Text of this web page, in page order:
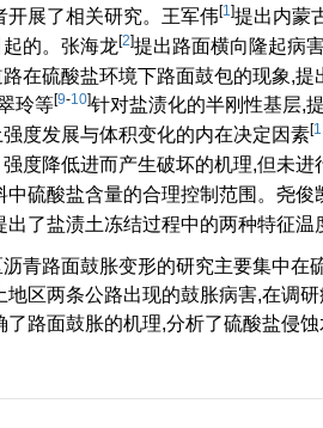
开展了相关研究。王军伟[1]提出内蒙
的。张海龙[2]提出路面横向隆起病
在硫酸盐环境下路面鼓包的现象,
玲等[9-10]针对盐渍化的半刚性基层,
度发展与体积变化的内在决定因素[
度降低进而产生破坏的机理,但未
硫酸盐含量的合理控制范围。尧俊
出了盐渍土冻结过程中的两种特征温
青路面鼓胀变形的研究主要集中在
区两条公路出现的鼓胀病害,在调
路面鼓胀的机理,分析了硫酸盐侵